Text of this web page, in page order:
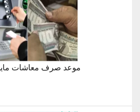
موعد صرف معاشات مايو